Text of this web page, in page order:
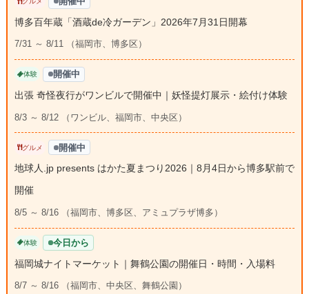
博多百年蔵「酒蔵de冷ガーデン」2026年7月31日開幕
7/31 ～ 8/11 （福岡市、博多区）
体験 開催中
出張 奇怪夜行がワンビルで開催中｜妖怪提灯展示・絵付け体験
8/3 ～ 8/12 （ワンビル、福岡市、中央区）
グルメ 開催中
地球人.jp presents はかた夏まつり2026｜8月4日から博多駅前で
開催
8/5 ～ 8/16 （福岡市、博多区、アミュプラザ博多）
体験 今日から
福岡城ナイトマーケット｜舞鶴公園の開催日・時間・入場料
8/7 ～ 8/16 （福岡市、中央区、舞鶴公園）